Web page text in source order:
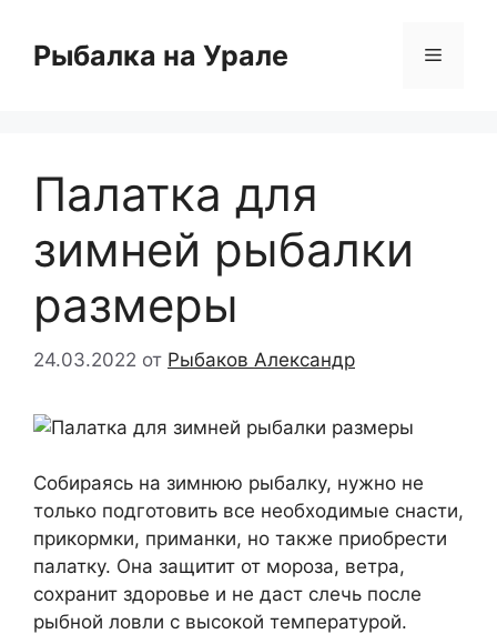
содержимому
Рыбалка на Урале Меню
Палатка для
зимней рыбалки
размеры
24.03.2022 от Рыбаков Александр
Собираясь на зимнюю рыбалку, нужно не
только подготовить все необходимые снасти,
прикормки, приманки, но также приобрести
палатку. Она защитит от мороза, ветра,
сохранит здоровье и не даст слечь после
рыбной ловли с высокой температурой.